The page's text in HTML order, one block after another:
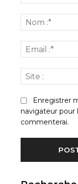
Enregistrer
navigateur pour
commenterai.